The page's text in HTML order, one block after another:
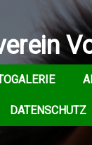
DATENSCHUTZ